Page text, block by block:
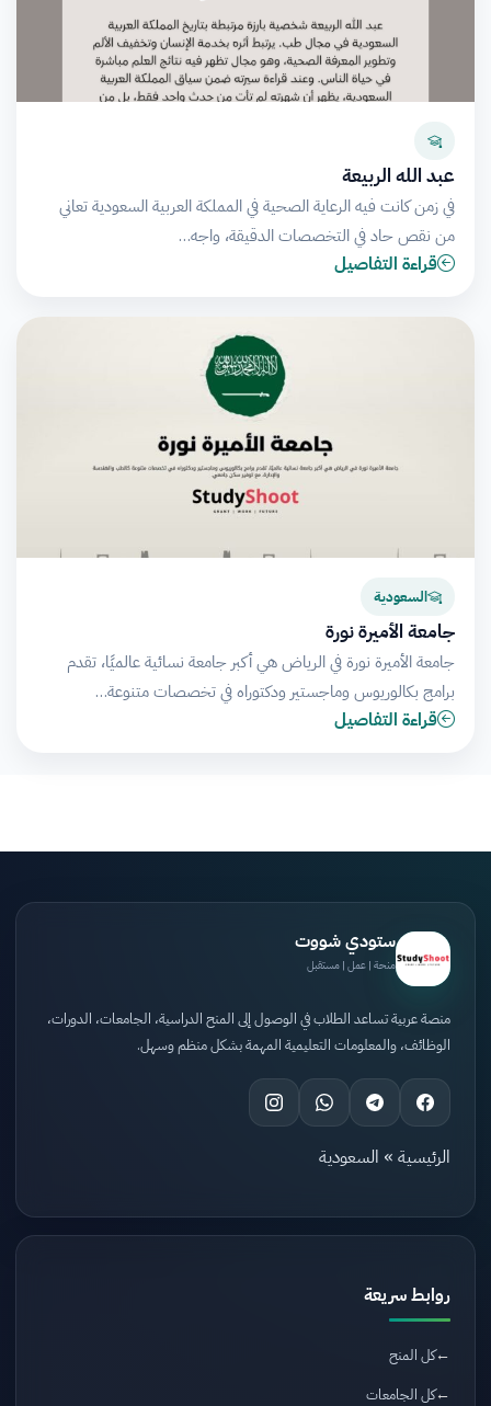
عبد الله الربيعة
في زمن كانت فيه الرعاية الصحية في المملكة العربية السعودية تعاني
من نقص حاد في التخصصات الدقيقة، واجه…
قراءة التفاصيل
السعودية
جامعة الأميرة نورة
جامعة الأميرة نورة في الرياض هي أكبر جامعة نسائية عالميًا، تقدم
برامج بكالوريوس وماجستير ودكتوراه في تخصصات متنوعة…
قراءة التفاصيل
ستودي شووت
منحة | عمل | مستقبل
منصة عربية تساعد الطلاب في الوصول إلى المنح الدراسية، الجامعات، الدورات،
الوظائف، والمعلومات التعليمية المهمة بشكل منظم وسهل.
الرئيسية » السعودية
روابط سريعة
كل المنح
كل الجامعات